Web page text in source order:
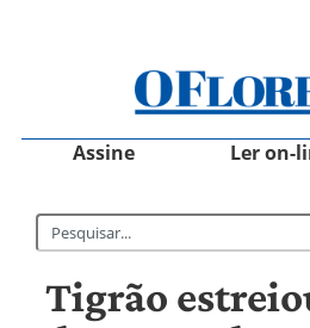
Assine Ler on-
Tigrão